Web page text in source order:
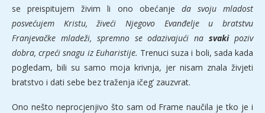
se preispitujem živim li ono obećanje da svoju mladost
posvećujem Kristu, živeći Njegovo Evanđelje u bratstvu
Franjevačke mladeži, spremno se odazivajući na svakipoziv
dobra, crpeći snagu iz Euharistije. Trenuci suza i boli, sada kada
pogledam, bili su samo moja krivnja, jer nisam znala živjeti
bratstvo i dati sebe bez traženja ičeg’ zauzvrat.
Ono nešto neprocjenjivo što sam od Frame naučila je tko je i